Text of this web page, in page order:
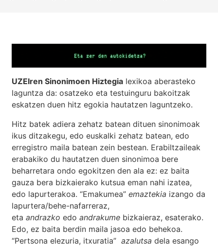
UZEIren Sinonimoen Hiztegia lexikoa aberasteko
laguntza da: osatzeko eta testuinguru bakoitzak
eskatzen duen hitz egokia hautatzen laguntzeko.
Hitz batek adiera zehatz batean dituen sinonimoak
ikus ditzakegu, edo euskalki zehatz batean, edo
erregistro maila batean zein bestean. Erabiltzaileak
erabakiko du hautatzen duen sinonimoa bere
beharretara ondo egokitzen den ala ez: ez baita
gauza bera bizkaierako kutsua eman nahi izatea,
edo lapurterakoa. “Emakumea” emaztekia izango da
lapurtera/behe-nafarreraz,
eta andrazko edo andrakume bizkaieraz, esaterako.
Edo, ez baita berdin maila jasoa edo behekoa.
“Pertsona elezuria, itxuratia” azalutsa dela esango